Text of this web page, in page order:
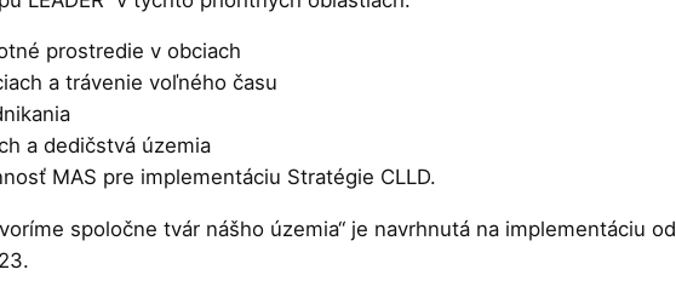
prostredie v obciach
a trávenie voľného času
a dedičstvá územia
MAS pre implementáciu Stratégie CLLD.
spoločne tvár nášho územia“ je navrhnutá na implementáciu od